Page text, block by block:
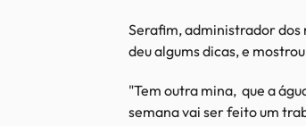
Serafim, administrador dos
deu algums dicas, e
"Tem outra mina, que a
semana vai ser feito um